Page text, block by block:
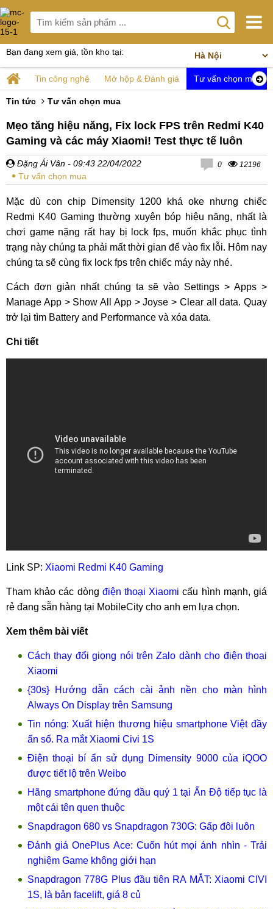
Bạn đang xem giá, tồn kho tại:
Tin công nghệ Mở hộp & Đánh giá Tư vấn chọn mua
Tin tức Tư vấn chọn mua
Mẹo tăng hiệu năng, Fix lock FPS trên Redmi K40
Gaming và các máy Xiaomi! Test thực tế luôn
Đặng Ái Vân - 09:43 22/04/2022
Tư vấn chọn mua
0 12196
Mặc dù con chip Dimensity 1200 khá oke nhưng chiếc
Redmi K40 Gaming thường xuyên bóp hiệu năng, nhất là
chơi game nặng rất hay bị lock fps, muốn khắc phục tình
trạng này chúng ta phải mất thời gian để vào fix lỗi. Hôm nay
chúng ta sẽ cùng fix lock fps trên chiếc máy này nhé.
Cách đơn giản nhất chúng ta sẽ vào Settings > Apps >
Manage App > Show All App > Joyse > Clear all data. Quay
trở lại tìm Battery and Performance và xóa data.
Chi tiết
Link SP: Xiaomi Redmi K40 Gaming
Tham khảo các dòng điện thoại Xiaomi cấu hình mạnh, giá
rẻ đang sẵn hàng tại MobileCity cho anh em lựa chọn.
Xem thêm bài viết
Cách thay đổi giọng nói trên Zalo dành cho điện thoại
Xiaomi
{30s} Hướng dẫn cách cài ảnh nền cho màn hình
Always On Display trên Samsung
Tin nóng: Xuất hiện thương hiệu smartphone Việt đầy
ẩn số. Ra mắt Xiaomi Civi 1S
Điện thoại bí ẩn sử dụng Dimensity 9000 của iQOO
được tiết lộ trên Weibo
Hãng smartphone đứng đầu quý 1 tại Ấn Độ tiếp tục là
một cái tên quen thuộc
Snapdragon 680 vs Snapdragon 730G: Gấp đôi luôn
Đánh giá OnePlus Ace: Cuốn hút mọi ánh nhìn - Trải
nghiệm Game không giới hạn
Snapdragon 778G Plus đầu tiên RA MẮT: Xiaomi CIVI
1S, là bản facelift, giá 8 củ